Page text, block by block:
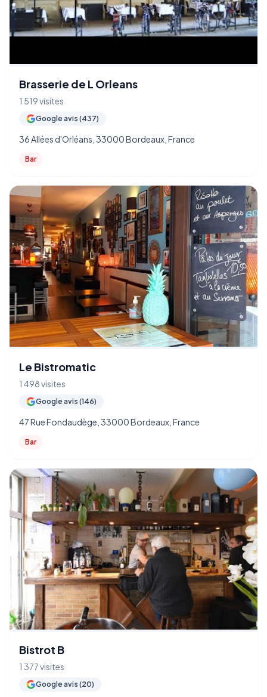
Brasserie de L Orleans
1 519 visites
Google avis (437)
36 Allées d'Orléans, 33000 Bordeaux, France
Bar
Le Bistromatic
1 498 visites
Google avis (146)
47 Rue Fondaudège, 33000 Bordeaux, France
Bar
Bistrot B
1 377 visites
Google avis (20)